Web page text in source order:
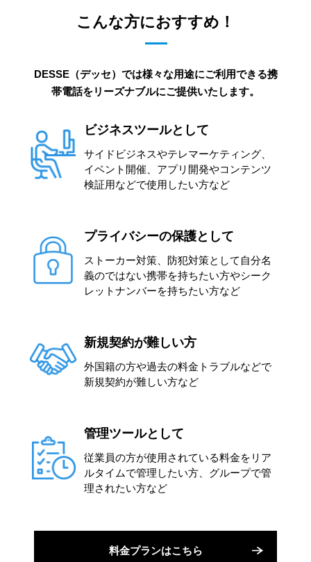
こんな方におすすめ！
DESSE（デッセ）では様々な用途にご利用できる携
帯電話をリーズナブルにご提供いたします。
ビジネスツールとして
サイドビジネスやテレマーケティング、
イベント開催、アプリ開発やコンテンツ
検証用などで使用したい方など
プライバシーの保護として
ストーカー対策、防犯対策として自分名
義のではない携帯を持ちたい方やシーク
レットナンバーを持ちたい方など
新規契約が難しい方
外国籍の方や過去の料金トラブルなどで
新規契約が難しい方など
管理ツールとして
従業員の方が使用されている料金をリア
ルタイムで管理したい方、グループで管
理されたい方など
料金プランはこちら